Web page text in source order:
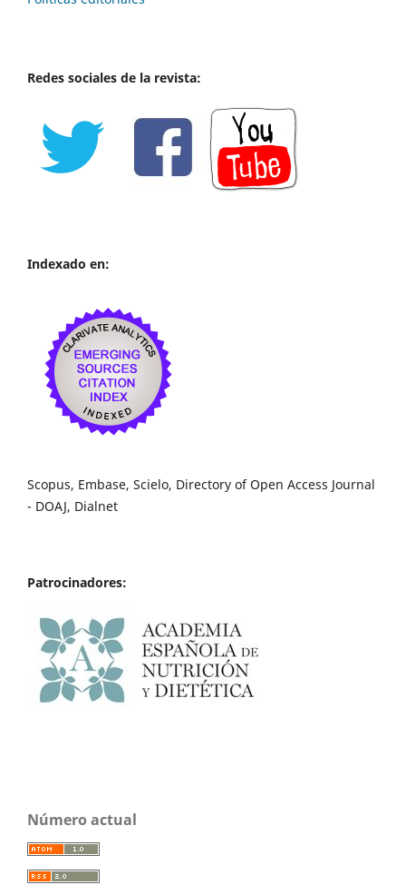
Redes sociales de la revista:
Indexado en:
Scopus, Embase, Scielo, Directory of Open Access Journal
- DOAJ, Dialnet
Patrocinadores:
Número actual